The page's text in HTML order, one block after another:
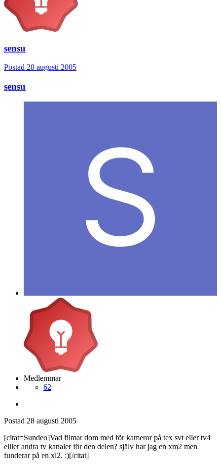
sensu
Postad 28 augusti 2005
sensu
Medlemmar
62
Postad 28 augusti 2005
[citat=Sundeo]Vad filmar dom med för kameror på tex svt eller tv4
elller andra tv kanaler för den delen? själv har jag en xm2 men
funderar på en xl2. :)[/citat]